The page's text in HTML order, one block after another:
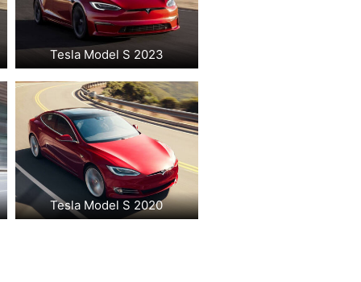
Tesla Model S 2023
Tesla Model S 2020